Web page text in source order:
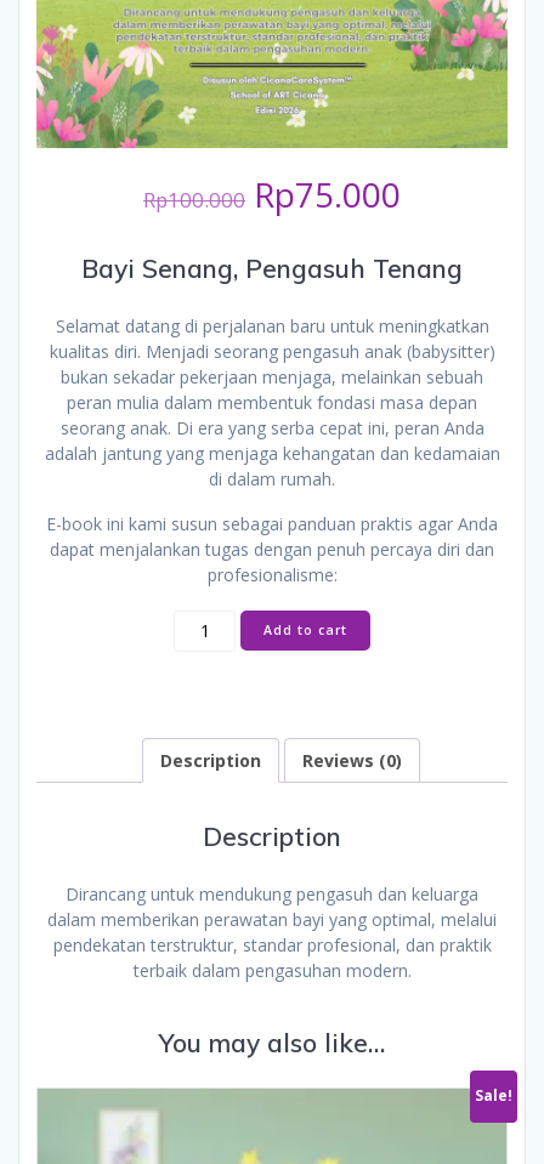
Rp100.000 Original
price
Rp100.000.
Rp75.000
Bayi Senang, Pengasuh Tenang
Selamat datang di perjalanan baru untuk meningkatkan
kualitas diri. Menjadi seorang pengasuh anak (babysitter)
bukan sekadar pekerjaan menjaga, melainkan sebuah
peran mulia dalam membentuk fondasi masa depan
seorang anak. Di era yang serba cepat ini, peran Anda
adalah jantung yang menjaga kehangatan dan kedamaian
di dalam rumah.
E-book ini kami susun sebagai panduan praktis agar Anda
dapat menjalankan tugas dengan penuh percaya diri dan
profesionalisme:
E-
Book
Tenang
quantity
Add to cart
Description Reviews (0)
Description
Dirancang untuk mendukung pengasuh dan keluarga
dalam memberikan perawatan bayi yang optimal, melalui
pendekatan terstruktur, standar profesional, dan praktik
terbaik dalam pengasuhan modern.
You may also like…
Sale!